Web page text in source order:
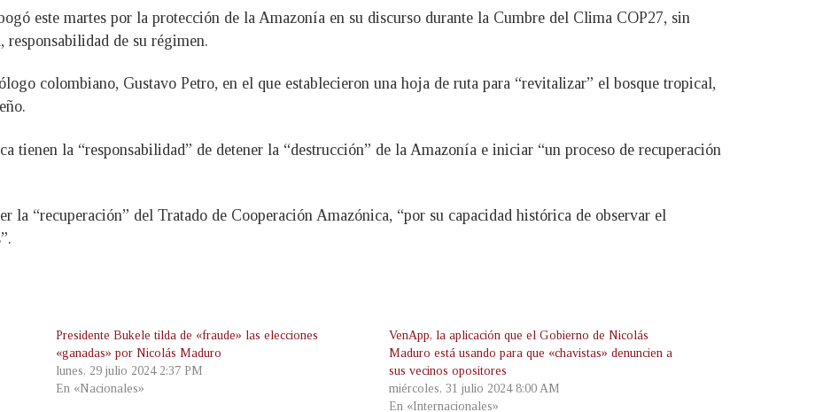
este martes por la protección de la Amazonía en su discurso durante la Cumbre del Clima COP27, sin
de su régimen.
colombiano, Gustavo Petro, en el que establecieron una hoja de ruta para “revitalizar” el bosque tropical,
tienen la “responsabilidad” de detener la “destrucción” de la Amazonía e iniciar “un proceso de recuperación
la “recuperación” del Tratado de Cooperación Amazónica, “por su capacidad histórica de observar el
Presidente Bukele tilda de «fraude» las elecciones
«ganadas» por Nicolás Maduro
lunes, 29 julio 2024 2:37 PM
En «Nacionales»
VenApp, la aplicación que el Gobierno de Nicolás
Maduro está usando para que «chavistas» denuncien a
sus vecinos opositores
miércoles, 31 julio 2024 8:00 AM
En «Internacionales»